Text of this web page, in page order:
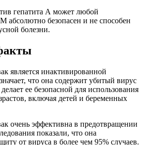
гепатита А может любой
безопасен и не способен
болезни.
является инактивированной
что она содержит убитый вирус
ее безопасной для использования
включая детей и беременных
очень эффективна в предотвращении
показали, что она
от вируса в более чем 95% случаев.